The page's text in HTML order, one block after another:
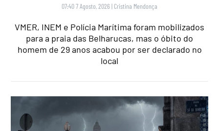
07:40 7 Agosto, 2026 | Cristina Mendonça
VMER, INEM e Polícia Marítima foram mobilizados
para a praia das Belharucas, mas o óbito do
homem de 29 anos acabou por ser declarado no
local